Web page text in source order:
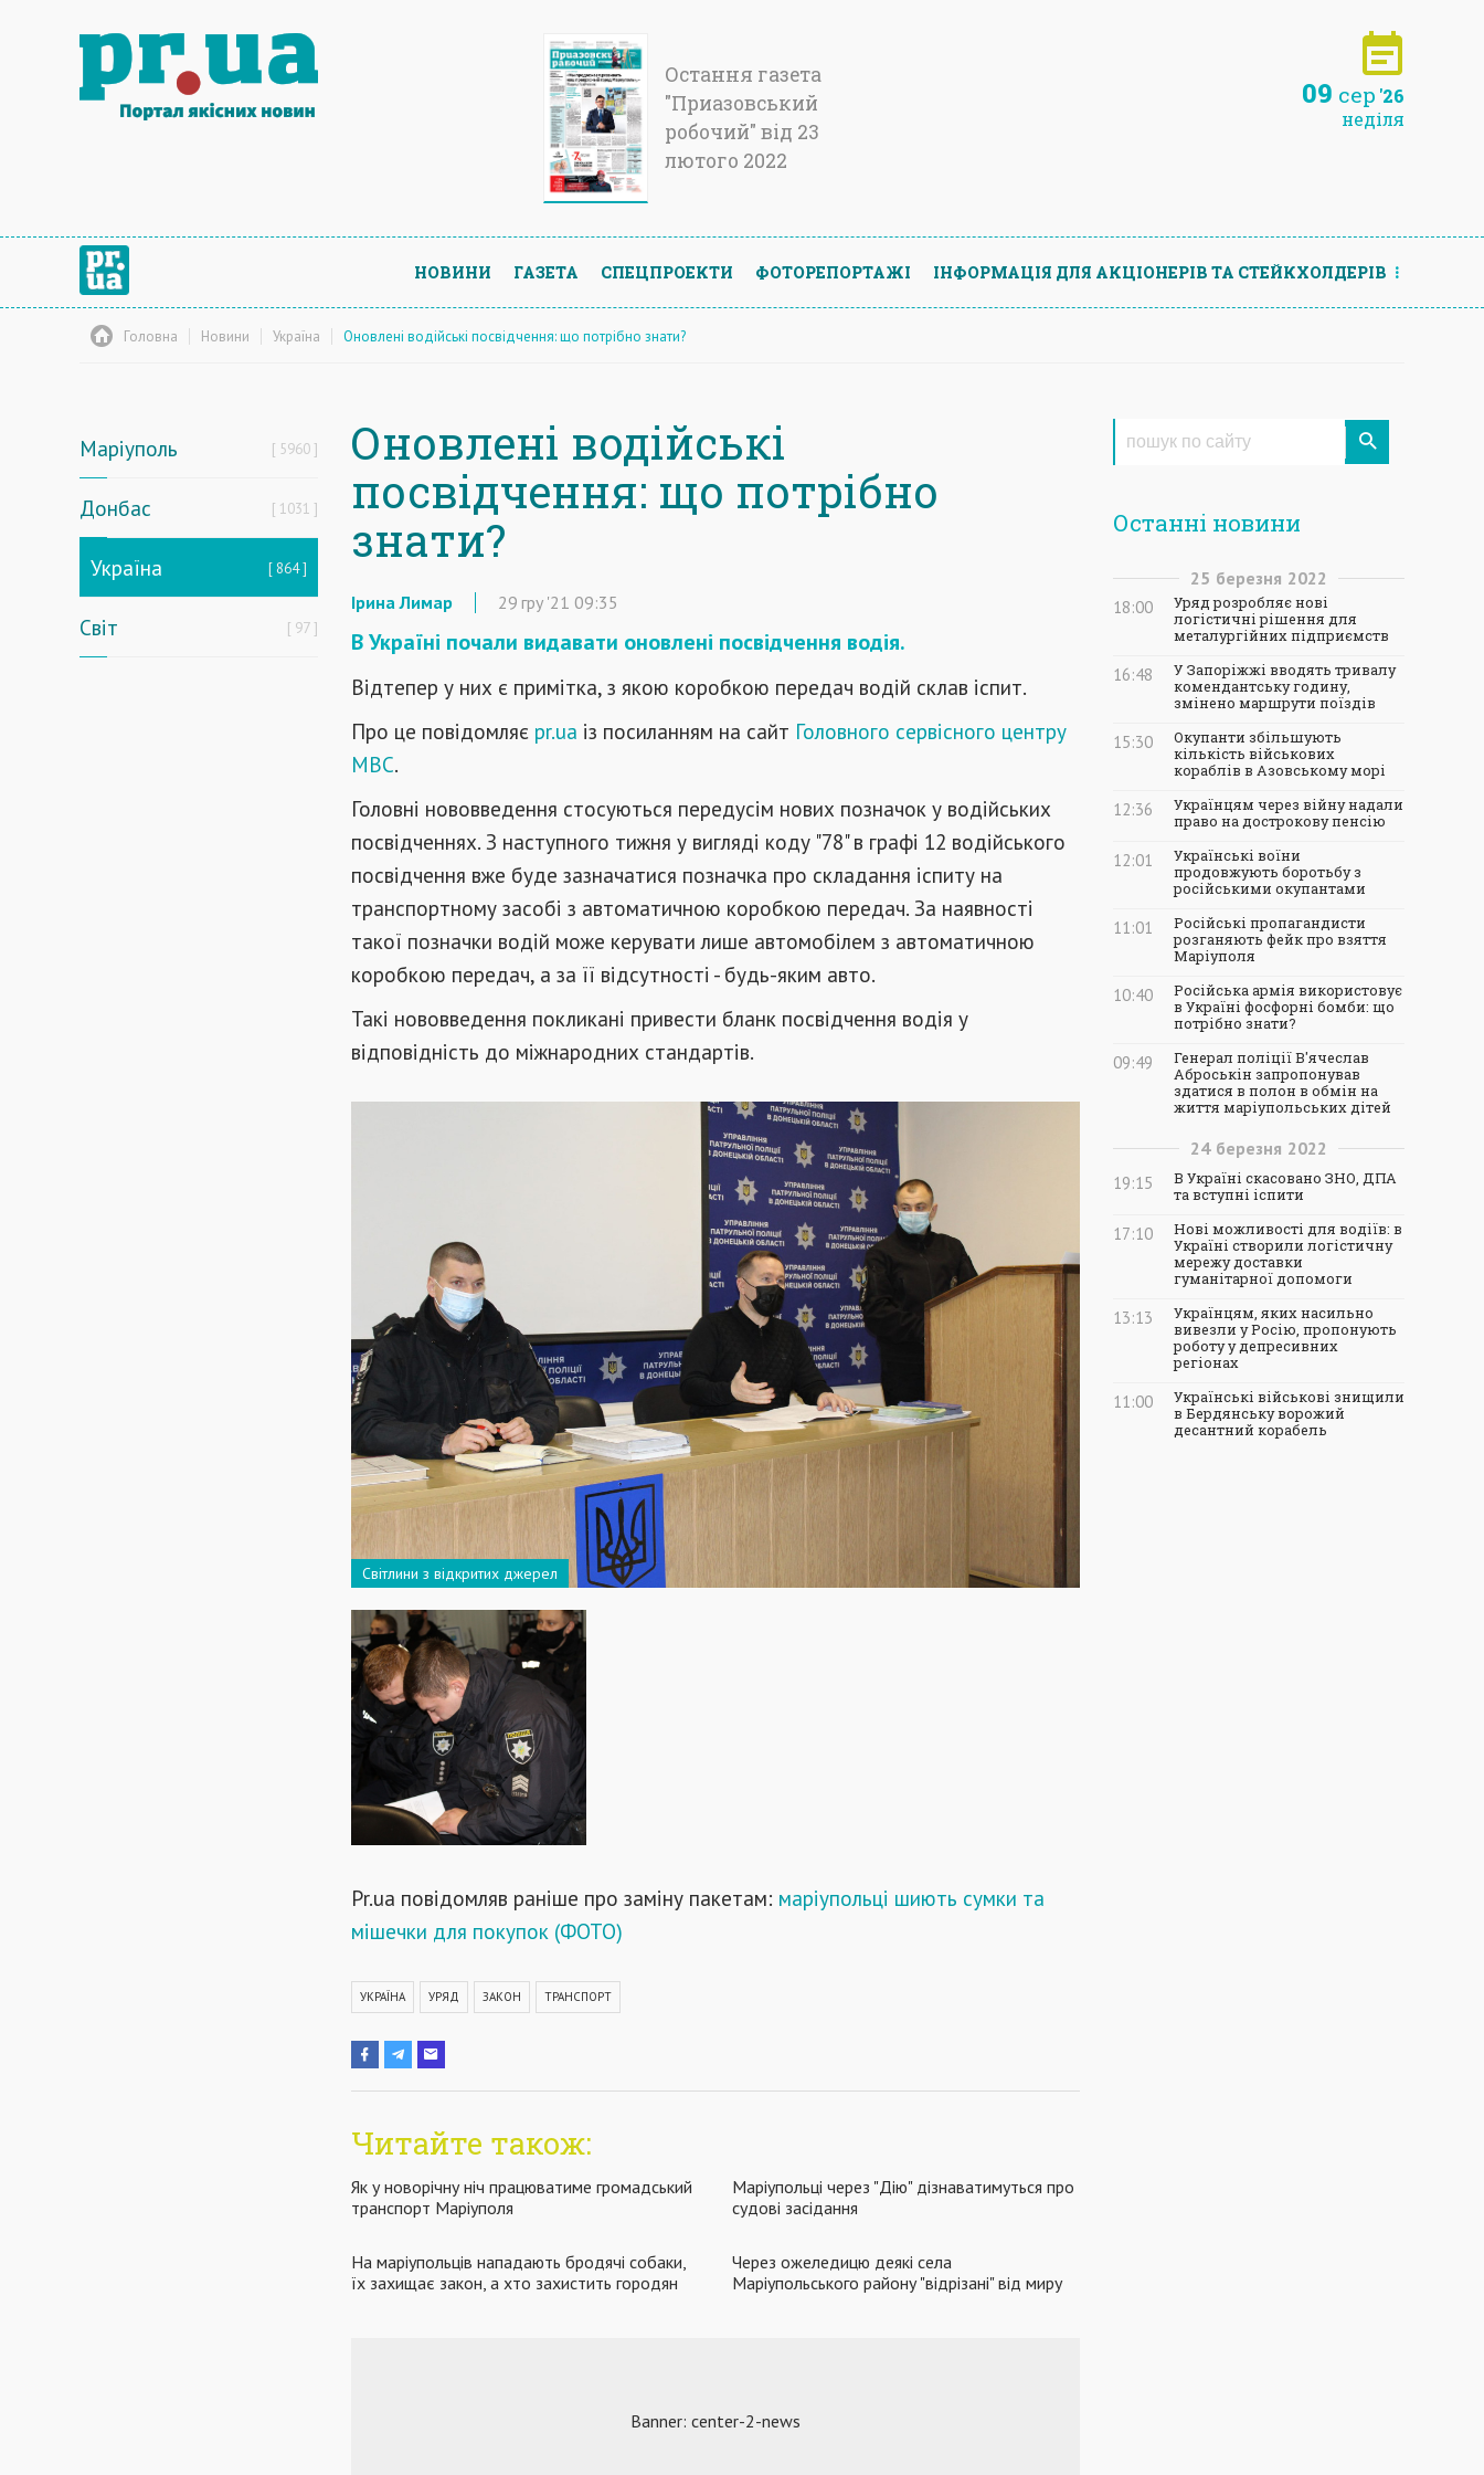
Остання газета
"Приазовський
робочий" від 23
лютого 2022
09 сер '26
неділя
НОВИНИ ГАЗЕТА СПЕЦПРОЕКТИ ФОТОРЕПОРТАЖІ ІНФОРМАЦIЯ ДЛЯ АКЦIОНЕРIВ ТА СТЕЙКХОЛДЕРIВ
Головна Новини Україна Оновлені водійські посвідчення: що потрібно знати?
Маріуполь 5960
Донбас 1031
Україна 864
Світ 97
Оновлені водійські
посвідчення: що потрібно
знати?
Ірина Лимар 29 гру '21 09:35
В Україні почали видавати оновлені посвідчення водія.
Відтепер у них є примітка, з якою коробкою передач водій склав іспит.
Про це повідомляє pr.ua із посиланням на сайт Головного сервісного центру
МВС.
Головні нововведення стосуються передусім нових позначок у водійських
посвідченнях. З наступного тижня у вигляді коду "78" в графі 12 водійського
посвідчення вже буде зазначатися позначка про складання іспиту на
транспортному засобі з автоматичною коробкою передач. За наявності
такої позначки водій може керувати лише автомобілем з автоматичною
коробкою передач, а за її відсутності - будь-яким авто.
Такі нововведення покликані привести бланк посвідчення водія у
відповідність до міжнародних стандартів.
Світлини з відкритих джерел
Рr.ua повідомляв раніше про заміну пакетам: маріупольці шиють сумки та
мішечки для покупок (ФОТО)
УКРАЇНА УРЯД ЗАКОН ТРАНСПОРТ
Читайте також:
Як у новорічну ніч працюватиме громадський
транспорт Маріуполя
Маріупольці через "Дію" дізнаватимуться про
судові засідання
На маріупольців нападають бродячі собаки,
їх захищає закон, а хто захистить городян
Через ожеледицю деякі села
Маріупольського району "відрізані" від миру
Останні новини
25 березня 2022
18:00
Уряд розробляє нові
логістичні рішення для
металургійних підприємств
16:48
У Запоріжжі вводять тривалу
комендантську годину,
змінено маршрути поїздів
15:30
Окупанти збільшують
кількість військових
кораблів в Азовському морі
12:36
Українцям через війну надали
право на дострокову пенсію
12:01
Українські воїни
продовжують боротьбу з
російськими окупантами
11:01
Російські пропагандисти
розганяють фейк про взяття
Маріуполя
10:40
Російська армія використовує
в Україні фосфорні бомби: що
потрібно знати?
09:49
Генерал поліції В'ячеслав
Аброськін запропонував
здатися в полон в обмін на
життя маріупольських дітей
24 березня 2022
19:15
В Україні скасовано ЗНО, ДПА
та вступні іспити
17:10
Нові можливості для водіїв: в
Україні створили логістичну
мережу доставки
гуманітарної допомоги
13:13
Українцям, яких насильно
вивезли у Росію, пропонують
роботу у депресивних
регіонах
11:00
Українські військові знищили
в Бердянську ворожий
десантний корабель